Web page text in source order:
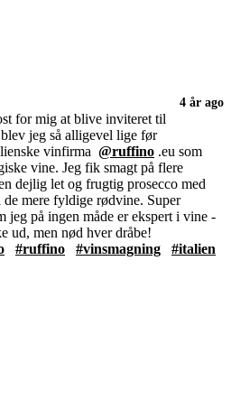
4 år ago
for mig at blive inviteret til
jeg så alligevel lige før
vinfirma @ruffino .eu som
vine. Jeg fik smagt på flere
dejlig let og frugtig prosecco med
mere fyldige rødvine. Super
jeg på ingen måde er ekspert i vine -
ud, men nød hver dråbe!
#ruffino #vinsmagning #italien